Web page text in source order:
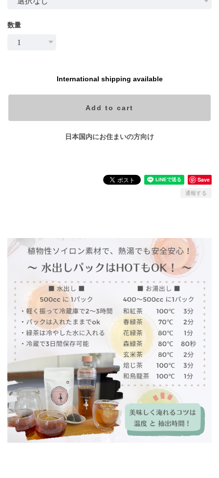
数量
International shipping available
Add to cart
日本国内にお住まいの方向け
Save
通報する